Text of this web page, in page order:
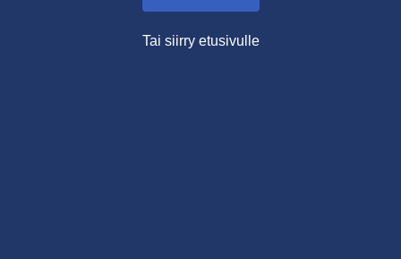
Tai siirry etusivulle